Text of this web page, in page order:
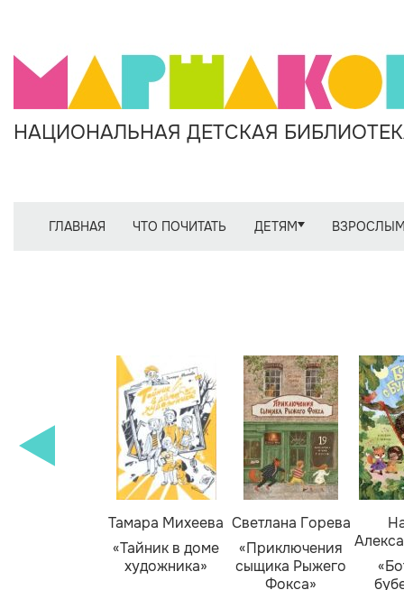
НАЦИОНАЛЬНАЯ ДЕТСКАЯ
ГЛАВНАЯ ЧТО ПОЧИТАТЬ ДЕТЯМ
Тамара Михеева
«Тайник в доме
художника»
Светлана Горева
«Приключения
сыщика Рыжего
Фокса»